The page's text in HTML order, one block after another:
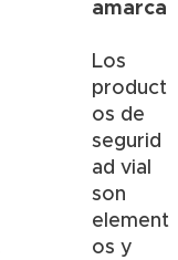
amarca
Los
product
os de
segurid
ad vial
son
element
os y